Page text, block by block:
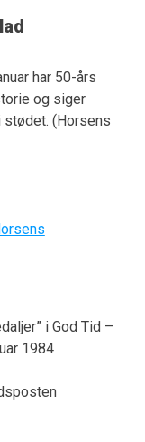
har 50-års
og siger
(Horsens
i God Tid –
1984